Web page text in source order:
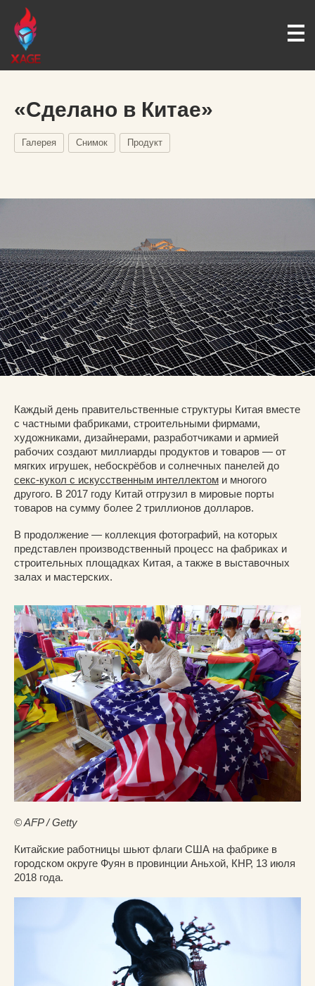
«Сделано в Китае»
Галерея Снимок Продукт
Каждый день правительственные структуры Китая вместе
с частными фабриками, строительными фирмами,
художниками, дизайнерами, разработчиками и армией
рабочих создают миллиарды продуктов и товаров — от
мягких игрушек, небоскрёбов и солнечных панелей до
секс-кукол с искусственным интеллектом и многого
другого. В 2017 году Китай отгрузил в мировые порты
товаров на сумму более 2 триллионов долларов.
В продолжение — коллекция фотографий, на которых
представлен производственный процесс на фабриках и
строительных площадках Китая, а также в выставочных
залах и мастерских.
© AFP / Getty
Китайские работницы шьют флаги США на фабрике в
городском округе Фуян в провинции Аньхой, КНР, 13 июля
2018 года.